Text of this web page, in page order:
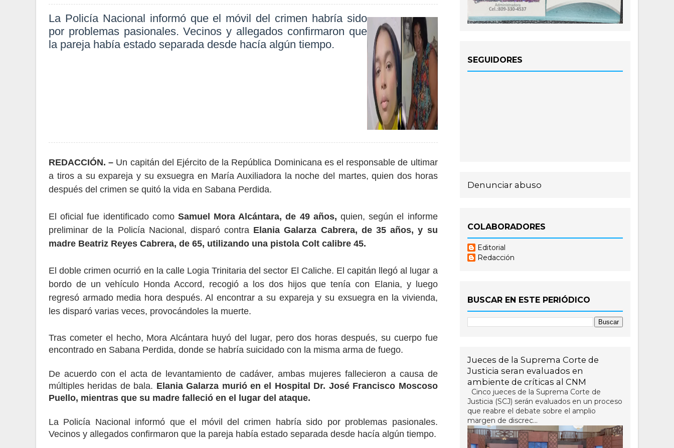
La Policía Nacional informó que el móvil del crimen habría sido
por problemas pasionales. Vecinos y allegados confirmaron que
la pareja había estado separada desde hacía algún tiempo.
REDACCIÓN. – Un capitán del Ejército de la República Dominicana es el responsable de ultimar
a tiros a su expareja y su exsuegra en María Auxiliadora la noche del martes, quien dos horas
después del crimen se quitó la vida en Sabana Perdida.
El oficial fue identificado como Samuel Mora Alcántara, de 49 años, quien, según el informe
preliminar de la Policía Nacional, disparó contra Elania Galarza Cabrera, de 35 años, y su
madre Beatriz Reyes Cabrera, de 65, utilizando una pistola Colt calibre 45.
El doble crimen ocurrió en la calle Logia Trinitaria del sector El Caliche. El capitán llegó al lugar a
bordo de un vehículo Honda Accord, recogió a los dos hijos que tenía con Elania, y luego
regresó armado media hora después. Al encontrar a su expareja y su exsuegra en la vivienda,
les disparó varias veces, provocándoles la muerte.
Tras cometer el hecho, Mora Alcántara huyó del lugar, pero dos horas después, su cuerpo fue
encontrado en Sabana Perdida, donde se habría suicidado con la misma arma de fuego.
De acuerdo con el acta de levantamiento de cadáver, ambas mujeres fallecieron a causa de
múltiples heridas de bala. Elania Galarza murió en el Hospital Dr. José Francisco Moscoso
Puello, mientras que su madre falleció en el lugar del ataque.
La Policía Nacional informó que el móvil del crimen habría sido por problemas pasionales.
Vecinos y allegados confirmaron que la pareja había estado separada desde hacía algún tiempo.
SEGUIDORES
Denunciar abuso
COLABORADORES
Editorial
Redacción
BUSCAR EN ESTE PERIÓDICO
Jueces de la Suprema Corte de
Justicia seran evaluados en
ambiente de críticas al CNM
Cinco jueces de la Suprema Corte de
Justicia (SCJ) serán evaluados en un proceso
que reabre el debate sobre el amplio
margen de discrec...